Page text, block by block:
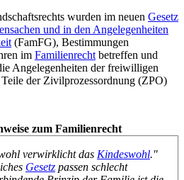
wurden im neuen Gesetz
und in den Angelegenheiten
(FamFG), Bestimmungen
im Familienrecht betreffen und
Angelegenheiten der freiwilligen
der Zivilprozessordnung (ZPO)
zum Familienrecht
verwirklicht das Kindeswohl."
Gesetz passen schlecht